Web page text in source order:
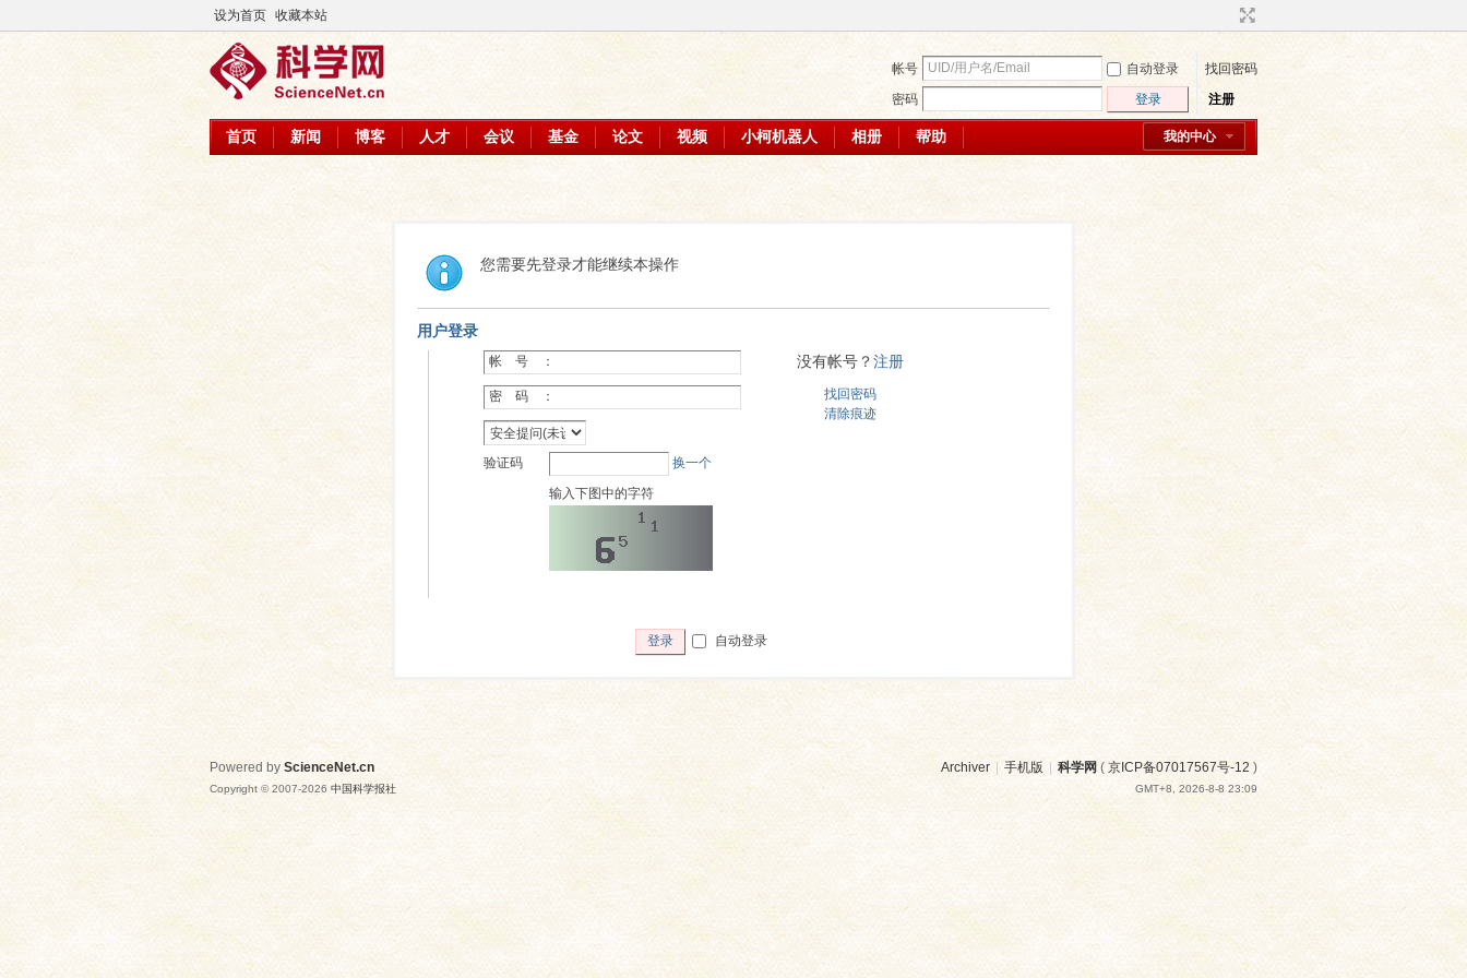
设为首页 收藏本站
帐号 自动登录
找回密码
密码
登录 注册
我的中心
首页 新闻 博客 人才 会议 基金 论文 视频 小柯机器人 相册 帮助
您需要先登录才能继续本操作
用户登录
帐 号 ：
密 码 ：
验证码
换一个
输入下图中的字符
没有帐号？注册
找回密码
清除痕迹
登录 自动登录
Archiver | 手机版 | 科学网 ( 京ICP备07017567号-12 )
GMT+8, 2026-8-8 23:09
Powered by ScienceNet.cn
Copyright © 2007-2026 中国科学报社